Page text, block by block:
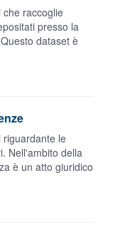
che raccoglie
presso la
dataset è
riguardante le
Nell'ambito della
è un atto giuridico